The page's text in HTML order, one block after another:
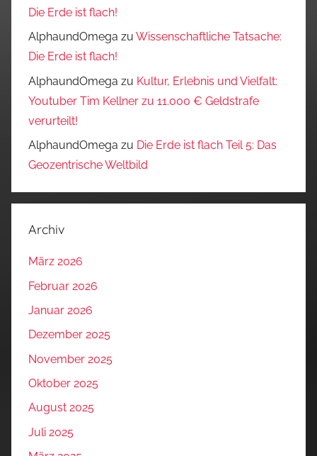
Die Erde ist flach!
AlphaundOmega zu Wissenschaftliche Tatsache:
Die Erde ist flach!
AlphaundOmega zu Kultur, Erlebnis und Vielfalt:
Youtuber Tim Kellner zu 11.000 € Geldstrafe
verurteilt!
AlphaundOmega zu Die Erde ist flach Teil 5: Das
Geozentrische Weltbild
Archiv
März 2026
Februar 2026
Januar 2026
Dezember 2025
November 2025
Oktober 2025
August 2025
Juli 2025